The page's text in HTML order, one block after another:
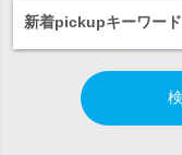
新着pickupキーワー